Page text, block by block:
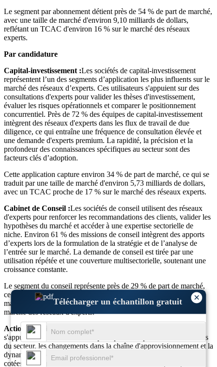
×
Télécharger un échantillon gratuit
Le segment par abonnement détient près de 54 % de part de marché,
avec une taille de marché d'environ 9,10 milliards de dollars,
reflétant un TCAC d'environ 16 % sur le marché des réseaux
experts.
Par candidature
Capital-investissement :Les sociétés de capital-investissement
représentent l’un des segments d’application les plus influents sur le
marché des réseaux d’experts. Ces utilisateurs s'appuient sur des
consultations d'experts pour valider les thèses d'investissement,
évaluer les risques opérationnels et comparer le positionnement
concurrentiel. Près de 72 % des équipes de capital-investissement
intègrent des réseaux d'experts dans les flux de travail de due
diligence, ce qui entraîne une fréquence de consultation élevée et
une demande d'experts premium. La rapidité, la précision et la
profondeur des connaissances spécifiques au secteur sont des
facteurs clés d’adoption.
Cette application capture environ 34 % de part de marché, ce qui se
traduit par une taille de marché d'environ 5,73 milliards de dollars,
avec un TCAC proche de 17 % sur le marché des réseaux experts.
Cabinet de Conseil :Les sociétés de conseil utilisent des réseaux
d'experts pour renforcer les recommandations des clients, valider les
hypothèses du marché et accéder à une expertise sectorielle de
niche. Environ 61 % des missions de conseil intègrent des apports
d’experts lors de la formulation de la stratégie et de l’analyse de
l’entrée sur le marché. La demande de conseil est tirée par une
utilisation répétée et une couverture multisectorielle, soutenant une
croissance constante.
Le segment du conseil représente près de 29 % de part de marché,
ce qui représente près de 4,89 milliards de dollars en taille de
marché, avec une croissance à un TCAC d'environ 15 % sur le
marché des réseaux d'experts.
Actions publiques :
Les investisseurs en actions publiques
s'appuient sur des réseaux d'experts pour comprendre les tendances
du secteur, les changements dans la chaîne d'approvisionnement et la
dynamique concurrentielle. Environ 49 % des analystes d'actions
cotées en bourse ont recours à des consultations d'experts pour